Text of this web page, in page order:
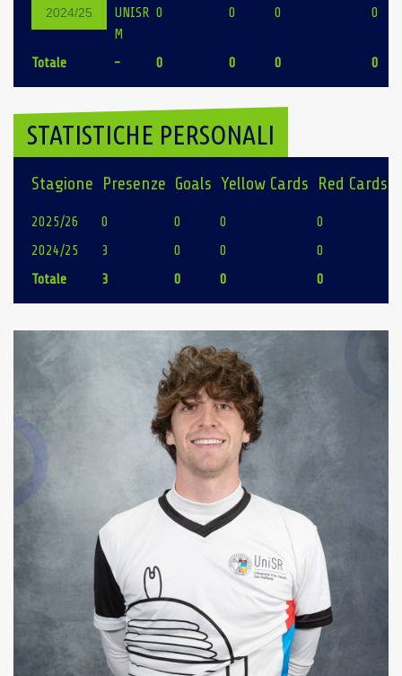
2024/25
UNISR
M
0 0 0 0
Totale - 0 0 0 0
STATISTICHE PERSONALI
Stagione Presenze Goals Yellow Cards Red Cards
2025/26 0 0 0 0
2024/25
3 0 0 0
Totale
3 0 0 0